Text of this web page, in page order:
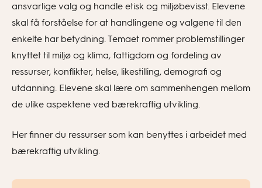
ansvarlige valg og handle etisk og miljøbevisst. Elevene
skal få forståelse for at handlingene og valgene til den
enkelte har betydning. Temaet rommer problemstillinger
knyttet til miljø og klima, fattigdom og fordeling av
ressurser, konflikter, helse, likestilling, demografi og
utdanning. Elevene skal lære om sammenhengen mellom
de ulike aspektene ved bærekraftig utvikling.
Her finner du ressurser som kan benyttes i arbeidet med
bærekraftig utvikling.